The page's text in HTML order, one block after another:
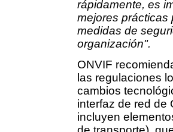
rápidamente, es
mejores prácticas
medidas de
organización".
ONVIF
las regulaciones
cambios
interfaz de red de
incluyen